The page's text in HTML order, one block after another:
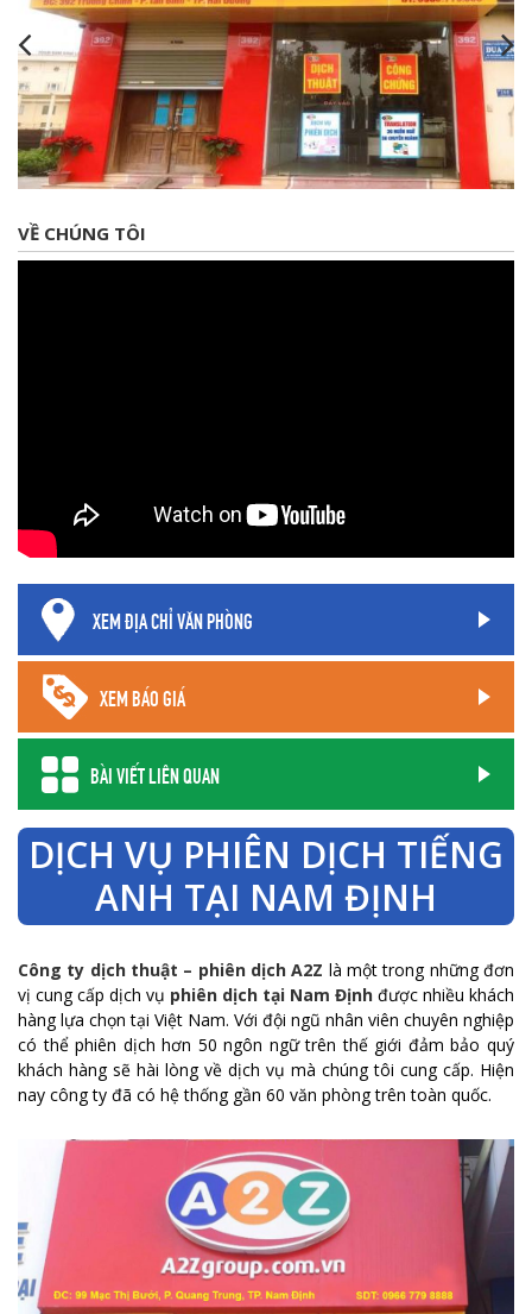
VỀ CHÚNG TÔI
XEM ĐỊA CHỈ VĂN PHÒNG
XEM BÁO GIÁ
BÀI VIẾT LIÊN QUAN
DỊCH VỤ PHIÊN DỊCH TIẾNG
ANH TẠI NAM ĐỊNH
Công ty dịch thuật – phiên dịch A2Z là một trong những đơn
vị cung cấp dịch vụ phiên dịch tại Nam Định được nhiều khách
hàng lựa chọn tại Việt Nam. Với đội ngũ nhân viên chuyên nghiệp
có thể phiên dịch hơn 50 ngôn ngữ trên thế giới đảm bảo quý
khách hàng sẽ hài lòng về dịch vụ mà chúng tôi cung cấp. Hiện
nay công ty đã có hệ thống gần 60 văn phòng trên toàn quốc.